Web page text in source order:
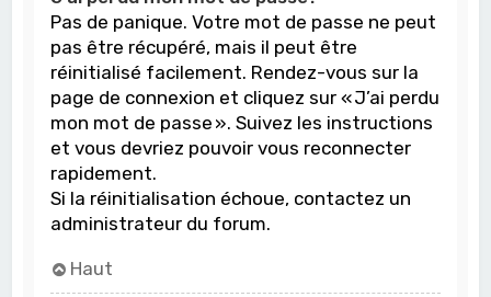
Pas de panique. Votre mot de passe ne peut
pas être récupéré, mais il peut être
réinitialisé facilement. Rendez-vous sur la
page de connexion et cliquez sur « J’ai perdu
mon mot de passe ». Suivez les instructions
et vous devriez pouvoir vous reconnecter
rapidement.
Si la réinitialisation échoue, contactez un
administrateur du forum.
Haut